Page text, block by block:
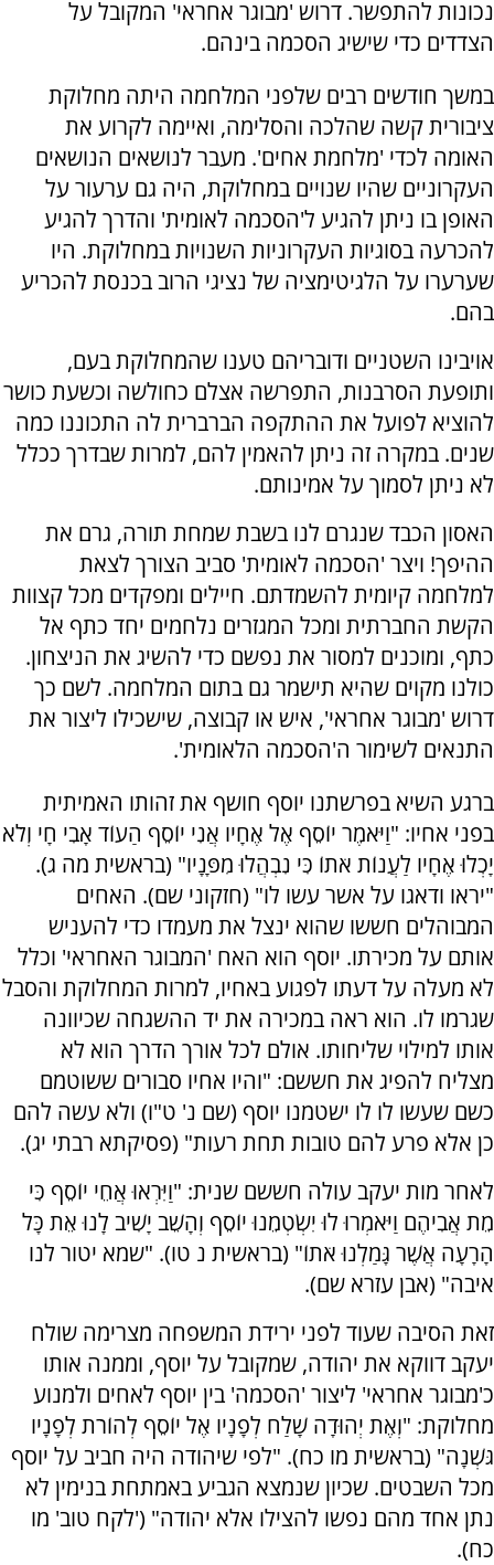
נכונות להתפשר. דרוש 'מבוגר אחראי' המקובל על
הצדדים כדי שישיג הסכמה בינהם.
במשך חודשים רבים שלפני המלחמה היתה מחלוקת
ציבורית קשה שהלכה והסלימה, ואיימה לקרוע את
האומה לכדי 'מלחמת אחים'. מעבר לנושאים הנושאים
העקרוניים שהיו שנויים במחלוקת, היה גם ערעור על
האופן בו ניתן להגיע ל'הסכמה לאומית' והדרך להגיע
להכרעה בסוגיות העקרוניות השנויות במחלוקת. היו
שערערו על הלגיטימציה של נציגי הרוב בכנסת להכריע
בהם.
אויבינו השטניים ודובריהם טענו שהמחלוקת בעם,
ותופעת הסרבנות, התפרשה אצלם כחולשה וכשעת כושר
להוציא לפועל את ההתקפה הברברית לה התכוננו כמה
שנים. במקרה זה ניתן להאמין להם, למרות שבדרך ככלל
לא ניתן לסמוך על אמינותם.
האסון הכבד שנגרם לנו בשבת שמחת תורה, גרם את
ההיפך! ויצר 'הסכמה לאומית' סביב הצורך לצאת
למלחמה קיומית להשמדתם. חיילים ומפקדים מכל קצוות
הקשת החברתית ומכל המגזרים נלחמים יחד כתף אל
כתף, ומוכנים למסור את נפשם כדי להשיג את הניצחון.
כולנו מקוים שהיא תישמר גם בתום המלחמה. לשם כך
דרוש 'מבוגר אחראי', איש או קבוצה, שישכילו ליצור את
התנאים לשימור ה'הסכמה הלאומית'.
ברגע השיא בפרשתנו יוסף חושף את זהותו האמיתית
בפני אחיו: "וַיֹּאמֶר יוֹסֵף אֶל אֶחָיו אֲנִי יוֹסֵף הַעוֹד אָבִי חָי וְלֹא
יָכְלוּ אֶחָיו לַעֲנוֹת אֹתוֹ כִּי נִבְהֲלוּ מִפָּנָיו" (בראשית מה ג).
"יראו ודאגו על אשר עשו לו" (חזקוני שם). האחים
המבוהלים חששו שהוא ינצל את מעמדו כדי להעניש
אותם על מכירתו. יוסף הוא האח 'המבוגר האחראי' וכלל
לא מעלה על דעתו לפגוע באחיו, למרות המחלוקת והסבל
שגרמו לו. הוא ראה במכירה את יד ההשגחה שכיוונה
אותו למילוי שליחותו. אולם לכל אורך הדרך הוא לא
מצליח להפיג את חששם: "והיו אחיו סבורים ששוטמם
כשם שעשו לו לו ישטמנו יוסף (שם נ' ט"ו) ולא עשה להם
כן אלא פרע להם טובות תחת רעות" (פסיקתא רבתי יג).
לאחר מות יעקב עולה חששם שנית: "וַיִּרְאוּ אֲחֵי יוֹסֵף כִּי
מֵת אֲבִיהֶם וַיֹּאמְרוּ לוּ יִשְׂטְמֵנוּ יוֹסֵף וְהָשֵׁב יָשִׁיב לָנוּ אֵת כָּל
הָרָעָה אֲשֶׁר גָּמַלְנוּ אֹתוֹ" (בראשית נ טו). "שמא יטור לנו
איבה" (אבן עזרא שם).
זאת הסיבה שעוד לפני ירידת המשפחה מצרימה שולח
יעקב דווקא את יהודה, שמקובל על יוסף, וממנה אותו
כ'מבוגר אחראי' ליצור 'הסכמה' בין יוסף לאחים ולמנוע
מחלוקת: "וְאֶת יְהוּדָה שָׁלַח לְפָנָיו אֶל יוֹסֵף לְהוֹרֹת לְפָנָיו
גּשְׁנָה" (בראשית מו כח). "לפי שיהודה היה חביב על יוסף
מכל השבטים. שכיון שנמצא הגביע באמתחת בנימין לא
נתן אחד מהם נפשו להצילו אלא יהודה" ('לקח טוב' מו
כח).